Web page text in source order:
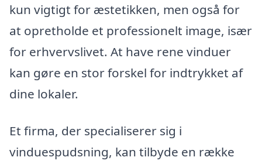
kun vigtigt for æstetikken, men også for
at opretholde et professionelt image, især
for erhvervslivet. At have rene vinduer
kan gøre en stor forskel for indtrykket af
dine lokaler.
Et firma, der specialiserer sig i
vinduespudsning, kan tilbyde en række